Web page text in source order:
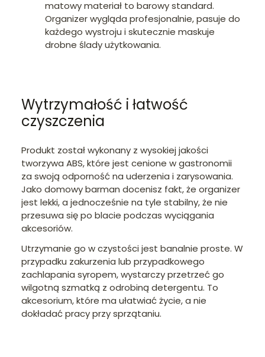
matowy materiał to barowy standard.
Organizer wygląda profesjonalnie, pasuje do
każdego wystroju i skutecznie maskuje
drobne ślady użytkowania.
Wytrzymałość i łatwość
czyszczenia
Produkt został wykonany z wysokiej jakości
tworzywa ABS, które jest cenione w gastronomii
za swoją odporność na uderzenia i zarysowania.
Jako domowy barman docenisz fakt, że organizer
jest lekki, a jednocześnie na tyle stabilny, że nie
przesuwa się po blacie podczas wyciągania
akcesoriów.
Utrzymanie go w czystości jest banalnie proste. W
przypadku zakurzenia lub przypadkowego
zachlapania syropem, wystarczy przetrzeć go
wilgotną szmatką z odrobiną detergentu. To
akcesorium, które ma ułatwiać życie, a nie
dokładać pracy przy sprzątaniu.